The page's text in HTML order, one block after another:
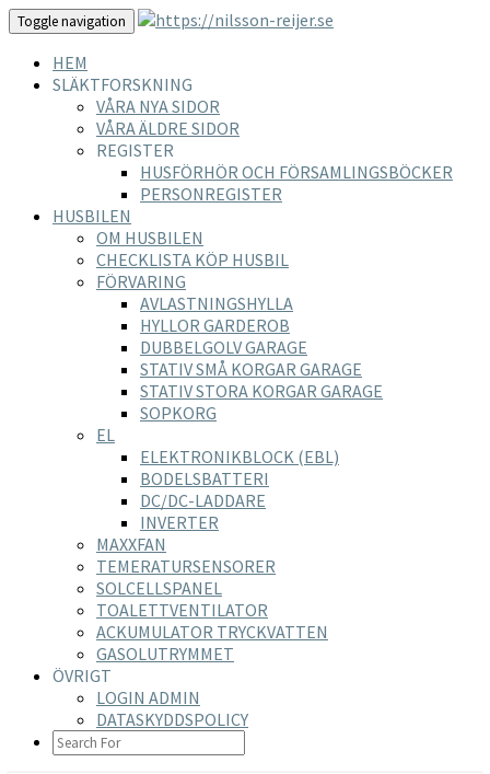
Toggle navigation
HEM
SLÄKTFORSKNING
VÅRA NYA SIDOR
VÅRA ÄLDRE SIDOR
REGISTER
HUSFÖRHÖR OCH FÖRSAMLINGSBÖCKER
PERSONREGISTER
HUSBILEN
OM HUSBILEN
CHECKLISTA KÖP HUSBIL
FÖRVARING
AVLASTNINGSHYLLA
HYLLOR GARDEROB
DUBBELGOLV GARAGE
STATIV SMÅ KORGAR GARAGE
STATIV STORA KORGAR GARAGE
SOPKORG
EL
ELEKTRONIKBLOCK (EBL)
BODELSBATTERI
DC/DC-LADDARE
INVERTER
MAXXFAN
TEMERATURSENSORER
SOLCELLSPANEL
TOALETTVENTILATOR
ACKUMULATOR TRYCKVATTEN
GASOLUTRYMMET
ÖVRIGT
LOGIN ADMIN
DATASKYDDSPOLICY
SEARCH
ICON